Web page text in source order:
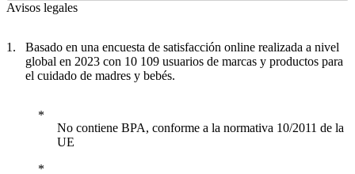
Avisos legales
Basado en una encuesta de satisfacción online realizada a nivel
global en 2023 con 10 109 usuarios de marcas y productos para
el cuidado de madres y bebés.
No contiene BPA, conforme a la normativa 10/2011 de la
UE